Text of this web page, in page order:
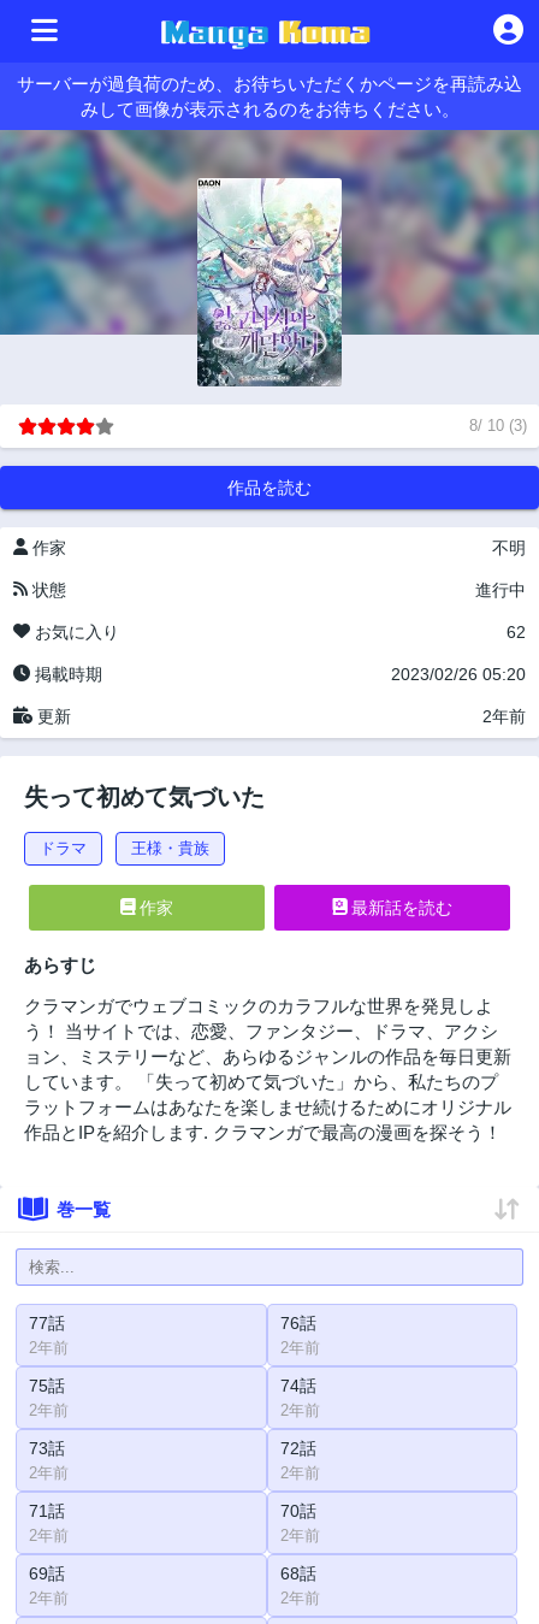
サーバーが過負荷のため、お待ちいただくかページを再読み込
みして画像が表示されるのをお待ちください。
8/ 10 (3)
作品を読む
作家 不明
状態 進行中
お気に入り 62
掲載時期 2023/02/26 05:20
更新 2年前
失って初めて気づいた
ドラマ 王様・貴族
作家 最新話を読む
あらすじ
クラマンガでウェブコミックのカラフルな世界を発見しよ
う！ 当サイトでは、恋愛、ファンタジー、ドラマ、アクシ
ョン、ミステリーなど、あらゆるジャンルの作品を毎日更新
しています。 「失って初めて気づいた」から、私たちのプ
ラットフォームはあなたを楽しませ続けるためにオリジナル
作品とIPを紹介します. クラマンガで最高の漫画を探そう！
巻一覧
77話
2年前
76話
2年前
75話
2年前
74話
2年前
73話
2年前
72話
2年前
71話
2年前
70話
2年前
69話
2年前
68話
2年前